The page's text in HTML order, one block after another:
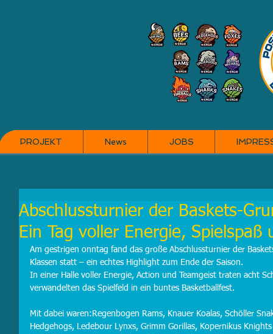
PROJEKT News JOBS
Abschlussturnier der Baskets-
Ein Tag voller Energie, Spielspaß
Am gestrigen onntag fand das große Abschlussturnier der
Klassen statt – ein echtes Highlight zum Ende der Saison.
In einer Halle voller Energie, Action und Teamgeist traten acht
verwandelten das Spielfeld in ein buntes Basketballfest.
Mit dabei waren:Regenbogen Rams, Knauer Koalas, Schöller
Hedgehogs, Ledebour Lynxs, Grimm Gorillas, Kopernikus